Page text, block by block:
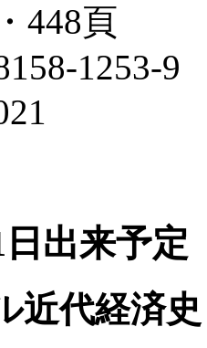
448頁
1253-9
日出来予定
近代経済史